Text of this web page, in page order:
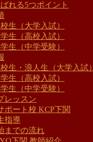
れる5つポイント
生（大学入試）
生（高校入試）
生（中学受験）
生・浪人生（大学入試）
生（高校入試）
生（中学受験）
レッスン
ポート校 KCP下関
指導
までの流れ